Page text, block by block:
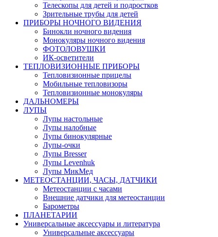
Телескопы для детей и подростков
Зрительные трубы для детей
ПРИБОРЫ НОЧНОГО ВИДЕНИЯ
Бинокли ночного видения
Монокуляры ночного видения
ФОТОЛОВУШКИ
ИК-осветители
ТЕПЛОВИЗИОННЫЕ ПРИБОРЫ
Тепловизионные прицелы
Мобильные тепловизоры
Тепловизионные монокуляры
ДАЛЬНОМЕРЫ
ЛУПЫ
Лупы настольные
Лупы налобные
Лупы бинокулярные
Лупы-очки
Лупы Bresser
Лупы Levenhuk
Лупы МикМед
МЕТЕОСТАНЦИИ, ЧАСЫ, ДАТЧИКИ
Метеостанции с часами
Внешние датчики для метеостанции
Барометры
ПЛАНЕТАРИИ
Универсальные аксессуары и литература
Универсальные аксессуары